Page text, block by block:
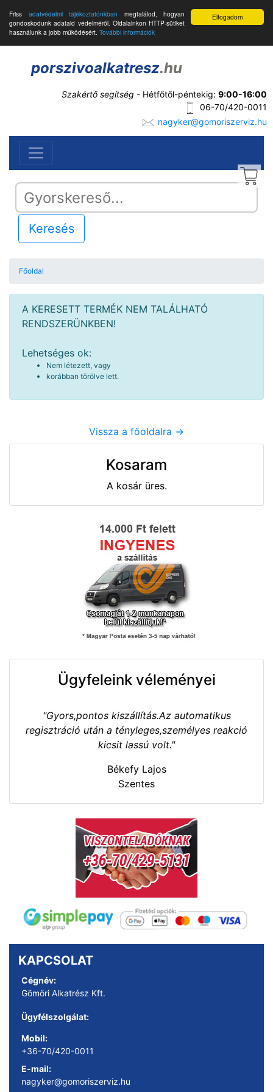
Elfogadom
Friss adatvédelmi tájékoztatónkban megtalálod, hogyan
gondoskodunk adataid védelméről. Oldalainkon HTTP-sütiket
használunk a jobb működésért. További információk
porszivoalkatresz.hu
Szakértő segítség - Hétfőtől-péntekig: 9:00-16:00
06-70/420-0011
nagyker@gomoriszerviz.hu
Keresés
Főoldal
A KERESETT TERMÉK NEM TALÁLHATÓ
RENDSZERÜNKBEN!
Lehetséges ok:
Nem létezett, vagy
korábban törölve lett.
Vissza a főoldalra ->
Kosaram
A kosár üres.
Ügyfeleink véleményei
"Gyors,pontos kiszállítás.Az automatikus
regisztráció után a tényleges,személyes reakció
kicsit lassú volt."
Békefy Lajos
Szentes
KAPCSOLAT
Cégnév:
Gömöri Alkatrész Kft.
Ügyfélszolgálat:
Mobil:
+36-70/420-0011
E-mail:
nagyker@gomoriszerviz.hu